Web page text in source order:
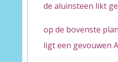
de aluinsteen likt
op de bovenste
ligt een gevouwen